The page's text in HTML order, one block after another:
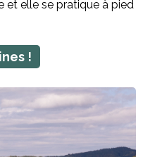
et elle se pratique à pied
!